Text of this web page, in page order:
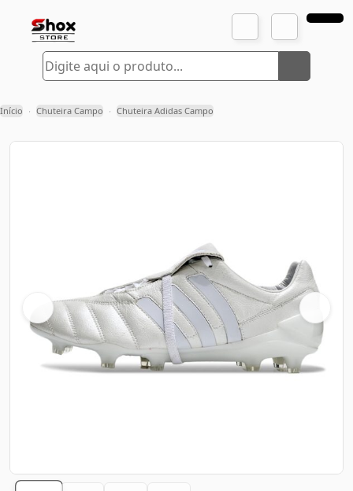
Início › Chuteira Campo › Chuteira Adidas Campo